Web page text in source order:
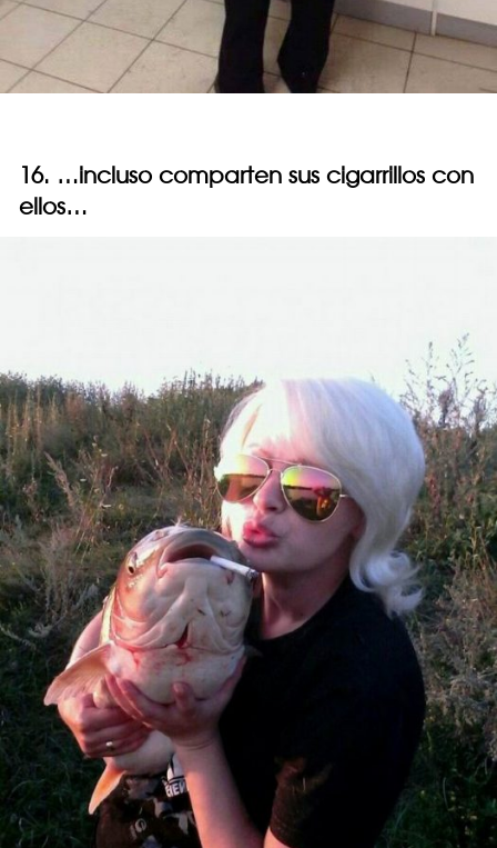
16. …incluso comparten sus cigarrillos con
ellos…